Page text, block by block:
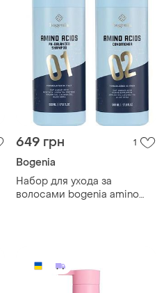
649 грн 1
Bogenia
Набор для ухода за
волосами bogenia amino